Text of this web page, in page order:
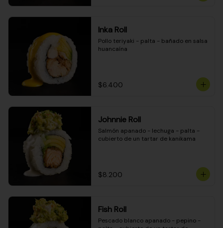
Inka Roll
Pollo teriyaki - palta - bañado en salsa
huancaína
$6.400
Johnnie Roll
Salmón apanado - lechuga - palta -
cubierto de un tartar de kanikama
$8.200
Fish Roll
Pescado blanco apanado - pepino -